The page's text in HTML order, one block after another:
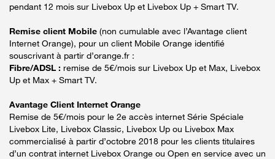
pendant 12 mois sur Livebox Up et Livebox Up + Smart TV.
Remise client Mobile (non cumulable avec l’Avantage client
Internet Orange), pour un client Mobile Orange identifié
souscrivant à partir d’orange.fr :
Fibre/ADSL : remise de 5€/mois sur Livebox Up et Max, Livebox
Up et Max + Smart TV.
Avantage Client Internet Orange
Remise de 5€/mois pour le 2e accès internet Série Spéciale
Livebox Lite, Livebox Classic, Livebox Up ou Livebox Max
commercialisé à partir d’octobre 2018 pour les clients titulaires
d’un contrat internet Livebox Orange ou Open en service avec un